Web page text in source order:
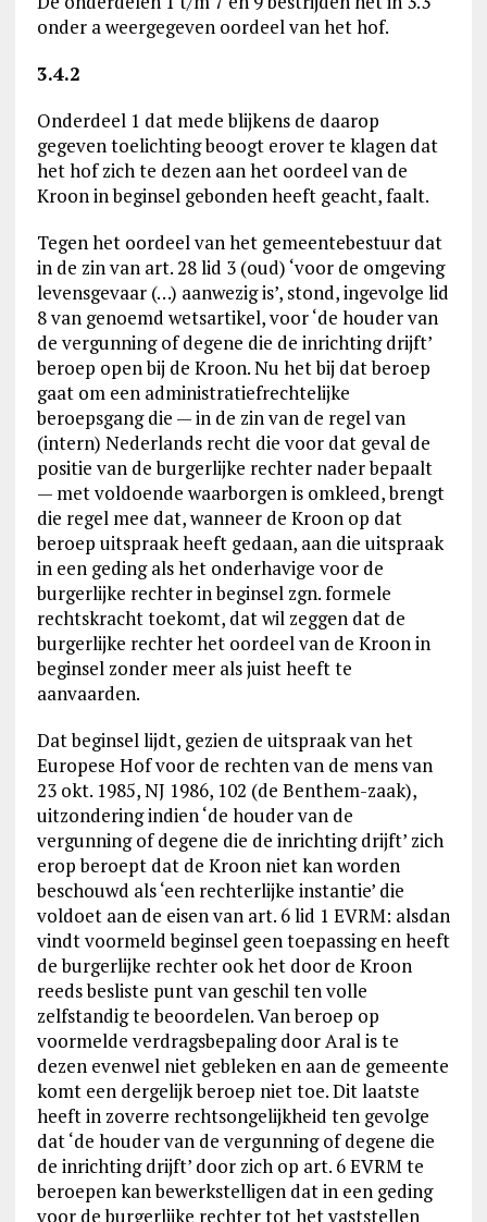
onder a weergegeven oordeel van het hof.
3.4.2
Onderdeel 1 dat mede blijkens de daarop
gegeven toelichting beoogt erover te klagen dat
het hof zich te dezen aan het oordeel van de
Kroon in beginsel gebonden heeft geacht, faalt.
Tegen het oordeel van het gemeentebestuur dat
in de zin van art. 28 lid 3 (oud) ‘voor de omgeving
levensgevaar (…) aanwezig is’, stond, ingevolge lid
8 van genoemd wetsartikel, voor ‘de houder van
de vergunning of degene die de inrichting drijft’
beroep open bij de Kroon. Nu het bij dat beroep
gaat om een administratiefrechtelijke
beroepsgang die — in de zin van de regel van
(intern) Nederlands recht die voor dat geval de
positie van de burgerlijke rechter nader bepaalt
— met voldoende waarborgen is omkleed, brengt
die regel mee dat, wanneer de Kroon op dat
beroep uitspraak heeft gedaan, aan die uitspraak
in een geding als het onderhavige voor de
burgerlijke rechter in beginsel zgn. formele
rechtskracht toekomt, dat wil zeggen dat de
burgerlijke rechter het oordeel van de Kroon in
beginsel zonder meer als juist heeft te
aanvaarden.
Dat beginsel lijdt, gezien de uitspraak van het
Europese Hof voor de rechten van de mens van
23 okt. 1985, NJ 1986, 102 (de Benthem-zaak),
uitzondering indien ‘de houder van de
vergunning of degene die de inrichting drijft’ zich
erop beroept dat de Kroon niet kan worden
beschouwd als ‘een rechterlijke instantie’ die
voldoet aan de eisen van art. 6 lid 1 EVRM: alsdan
vindt voormeld beginsel geen toepassing en heeft
de burgerlijke rechter ook het door de Kroon
reeds besliste punt van geschil ten volle
zelfstandig te beoordelen. Van beroep op
voormelde verdragsbepaling door Aral is te
dezen evenwel niet gebleken en aan de gemeente
komt een dergelijk beroep niet toe. Dit laatste
heeft in zoverre rechtsongelijkheid ten gevolge
dat ‘de houder van de vergunning of degene die
de inrichting drijft’ door zich op art. 6 EVRM te
beroepen kan bewerkstelligen dat in een geding
voor de burgerlijke rechter tot het vaststellen